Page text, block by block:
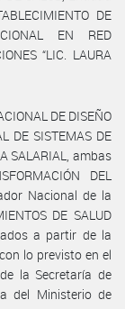
DE
EN RED
“LIC. LAURA
DE DISEÑO
DE SISTEMAS DE
SALARIAL, ambas
DEL
Nacional de la
DE SALUD
a partir de la
lo previsto en el
la Secretaría de
del Ministerio de